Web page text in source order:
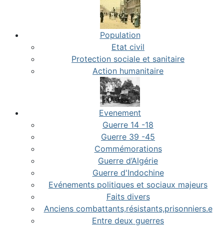
Population
Etat civil
Protection sociale et sanitaire
Action humanitaire
Evenement
Guerre 14 -18
Guerre 39 -45
Commémorations
Guerre d’Algérie
Guerre d'Indochine
Evénements politiques et sociaux majeurs
Faits divers
Anciens combattants,résistants,prisonniers.e
Entre deux guerres